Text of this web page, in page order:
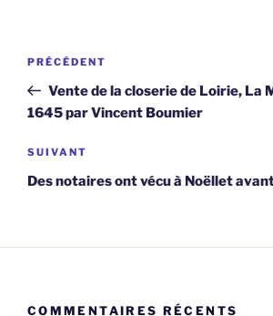
Navigation
l’article
Article
précédent
PRÉCÉDENT
Vente de la closerie de Loirie, La
1645 par Vincent Boumier
Article
suivant
SUIVANT
Des notaires ont vécu à Noëllet
COMMENTAIRES RÉCENTS